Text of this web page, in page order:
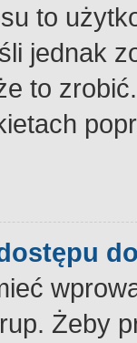
to
jednak
to
Żeby